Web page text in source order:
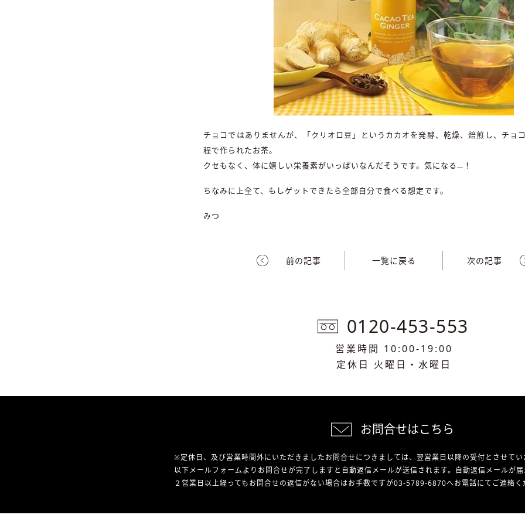
チョコではありませんが、「クリオロ豆」というカカオを発酵、乾燥、焙煎し、チョ
程で作られたお茶。
クセもなく、体に嬉しい栄養素がいっぱいなんだそうです。気になる…！
ちなみに上全て、もしゲットできたら全部自分で食べる想定です。
みつ
前の記事 一覧に戻る 次の記事
0120-453-553
営業時間 10:00-19:00
定休日 火曜日・水曜日
お問合せはこちら
※定休日、及び営業時間外にいただきましたお問合せにつきましては、翌営業日以降の受付とさせてい
以下メールフォームよりお問合せが完了しますと自動返信メールが送信されます。自動返信メールが届
２営業日以上経ってもお問合せの返信がない場合はお手数ですが03-5789-6870へお電話にてご連絡く